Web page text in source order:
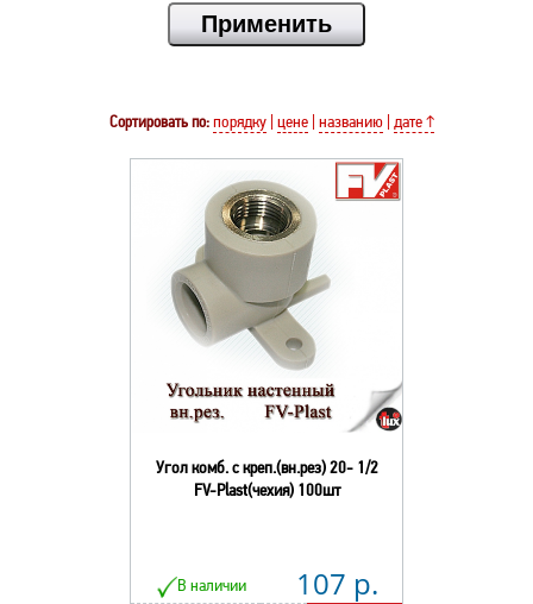
Сортировать по: порядку цене названию дате ↑
Угол комб. с креп.(вн.рез) 20- 1/2
FV-Plast(чехия) 100шт
В наличии 107 р.